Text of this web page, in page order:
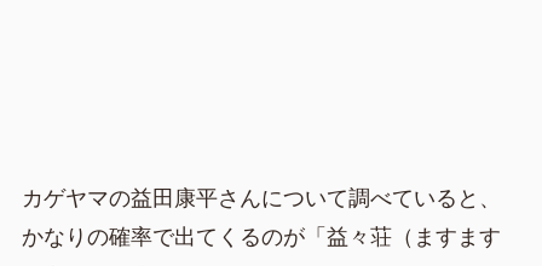
カゲヤマの益田康平さんについて調べていると、
かなりの確率で出てくるのが「益々荘（ますます